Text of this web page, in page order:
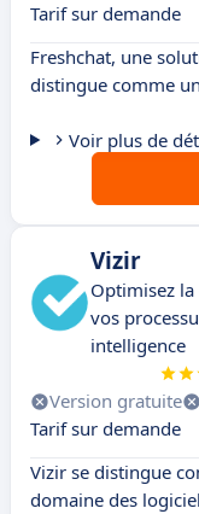
Tarif sur demande
Freshchat, une
distingue comme
Voir plus de
Vizir
Optimisez
vos
intelligence
Version gratuite
Tarif sur demande
Vizir se distingue
domaine des